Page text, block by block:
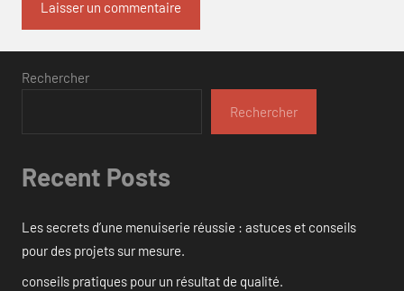
Rechercher
Rechercher
Recent Posts
Les secrets d’une menuiserie réussie : astuces et conseils
pour des projets sur mesure.
conseils pratiques pour un résultat de qualité.